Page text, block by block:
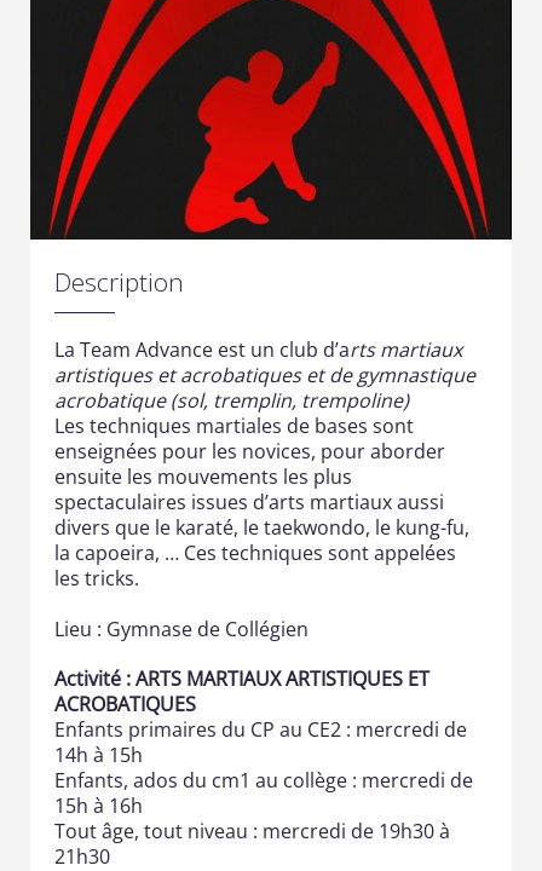
Description
La Team Advance est un club d’arts martiaux
artistiques et acrobatiques et de gymnastique
acrobatique (sol, tremplin, trempoline)
Les techniques martiales de bases sont
enseignées pour les novices, pour aborder
ensuite les mouvements les plus
spectaculaires issues d’arts martiaux aussi
divers que le karaté, le taekwondo, le kung-fu,
la capoeira, … Ces techniques sont appelées
les tricks.
Lieu : Gymnase de Collégien
Activité : ARTS MARTIAUX ARTISTIQUES ET
ACROBATIQUES
Enfants primaires du CP au CE2 : mercredi de
14h à 15h
Enfants, ados du cm1 au collège : mercredi de
15h à 16h
Tout âge, tout niveau : mercredi de 19h30 à
21h30